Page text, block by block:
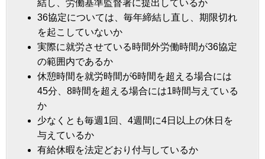
結し、労働基準監督署に提出しているか
36協定については、毎年締結し直し、期限切れ
を起こしていないか
実際に就労させている時間外労働時間が36協定
の範囲内であるか
休憩時間を就労時間が6時間を超える場合には
45分、8時間を超える場合には1時間与えている
か
少なくとも毎週1回、4週間に4日以上の休日を
与えているか
有給休暇を法定どおり付与しているか